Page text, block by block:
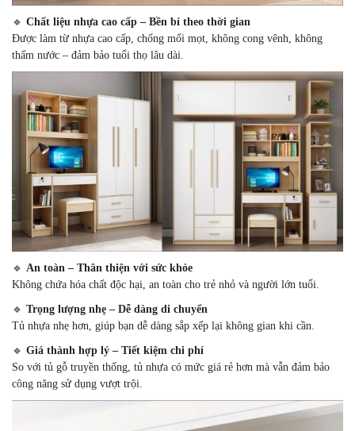
🔹 Chất liệu nhựa cao cấp – Bền bỉ theo thời gian
Được làm từ nhựa cao cấp, chống mối mọt, không cong vênh, không
thấm nước – đảm bảo tuổi thọ lâu dài.
🔹 An toàn – Thân thiện với sức khỏe
Không chứa hóa chất độc hại, an toàn cho trẻ nhỏ và người lớn tuổi.
🔹 Trọng lượng nhẹ – Dễ dàng di chuyển
Tủ nhựa nhẹ hơn, giúp bạn dễ dàng sắp xếp lại không gian khi cần.
🔹 Giá thành hợp lý – Tiết kiệm chi phí
So với tủ gỗ truyền thống, tủ nhựa có mức giá rẻ hơn mà vẫn đảm bảo
công năng sử dụng vượt trội.